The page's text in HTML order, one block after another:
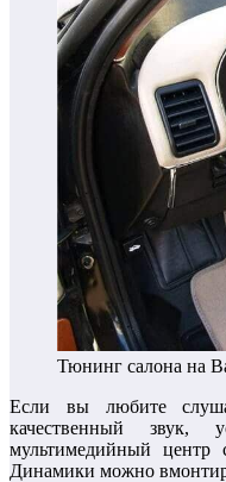
Тюнинг салона на
Если вы любите
качественный звук,
мультимедийный центр
Динамики можно